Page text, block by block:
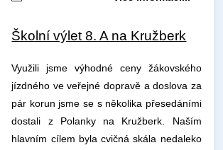
Školní výlet 8. A na Kružberk
Využili jsme výhodné ceny žákovského
jízdného ve veřejné dopravě a doslova za
pár korun jsme se s několika přesedáními
dostali z Polanky na Kružberk. Naším
hlavním cílem byla cvičná skála nedaleko